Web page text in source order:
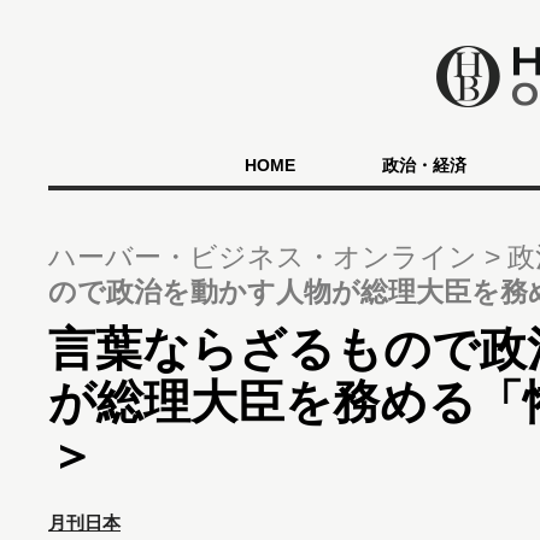
HOME 政治・経済
ハーバー・ビジネス・オンライン
ので政治を動かす人物が総理大臣を
言葉ならざるもので
が総理大臣を務める
＞
月刊日本